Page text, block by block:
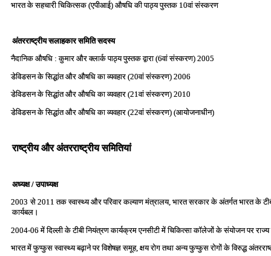
भारत के सहचारी चिकित्‍सक (एपीआई) औषधि की पाठ्य पुस्‍तक 10वां संस्‍करण
अंतरराष्‍ट्रीय सलाहकार समिति सदस्‍य
नैदानिक औषधि : कुमार और क्‍लार्क पाठ्य पुस्‍तक द्वारा (6वां संस्‍करण) 2005
डेविडसन के सिद्धांत और औषधि का व्‍यवहार (20वां संस्‍करण) 2006
डेविडसन के सिद्धांत और औषधि का व्‍यवहार (21वां संस्‍करण) 2010
डेविडसन के सिद्धांत और औषधि का व्‍यवहार (22वां संस्‍करण) (आयोजनाधीन)
राष्‍ट्रीय और अंतरराष्‍ट्रीय समितियां
अध्‍यक्ष / उपाध्‍यक्ष
2003 से 2011 तक स्‍वास्‍थ्‍य और परिवार कल्‍याण मंत्रालय, भारत सरकार के अंतर्गत भारत के
कार्यबल।
2004-06 में दिल्‍ली के टीबी नियंत्रण कार्यक्रम एनसीटी में चिकित्‍सा कॉलेजों के संयोजन पर राज्‍य
भारत में फुप्‍फुस स्‍वास्‍थ्‍य बढ़ाने पर विशेषज्ञ समूह, क्षय रोग तथा अन्‍य फुप्‍फुस रोगों के विरुद्ध